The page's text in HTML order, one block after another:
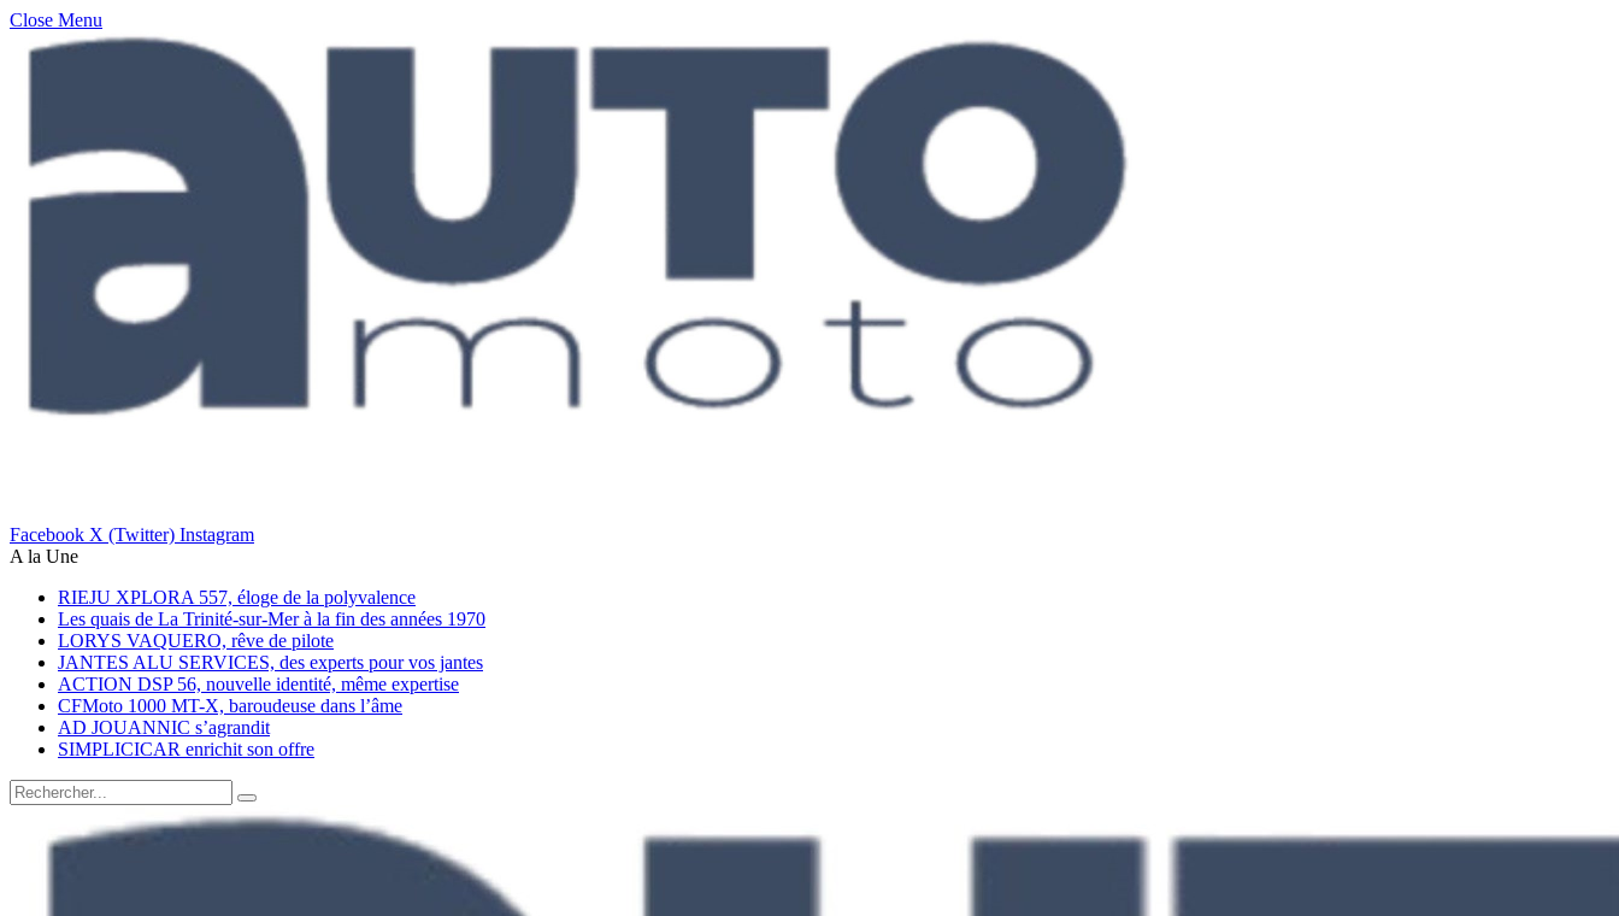
Close Menu
Facebook X (Twitter) Instagram
A la Une
RIEJU XPLORA 557, éloge de la polyvalence
Les quais de La Trinité-sur-Mer à la fin des années 1970
LORYS VAQUERO, rêve de pilote
JANTES ALU SERVICES, des experts pour vos jantes
ACTION DSP 56, nouvelle identité, même expertise
CFMoto 1000 MT-X, baroudeuse dans l’âme
AD JOUANNIC s’agrandit
SIMPLICICAR enrichit son offre